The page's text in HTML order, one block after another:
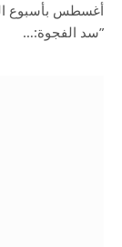
أغسطس بأسبوع
”سد الفجوة:…